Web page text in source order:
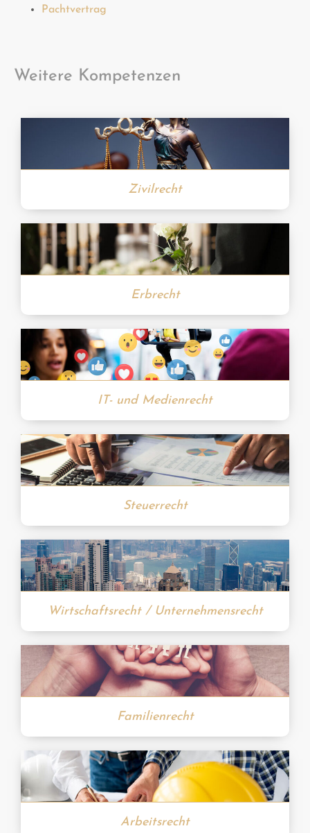
Pachtvertrag
Weitere Kompetenzen
Zivilrecht
Erbrecht
IT- und Medienrecht
Steuerrecht
Wirtschaftsrecht / Unternehmensrecht
Familienrecht
Arbeitsrecht